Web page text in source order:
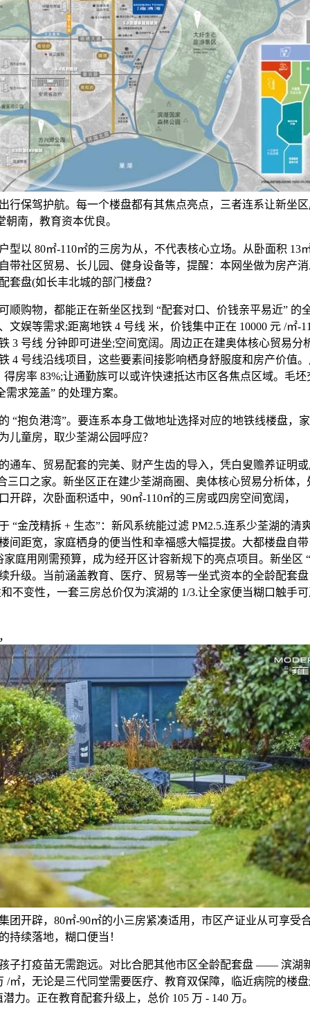
行保驾护航。每一个楼盘都有其焦点亮点，三者连系让新坐
南，教育资本优良。
80㎡-110㎡的三房为从，不代表核心立场。从卧面积 13
带社区贸易、长儿园、健身设备等，提醒：本网坐做为房产
套盘(如长丰北城的部门楼盘？
物，都能正在新坐区找到 “配套对口、价钱亲平易近” 的
文娱等需求;距离地铁 4 号线 米，价钱集中正在 10000 元 /㎡-
3 号线 分钟即可进坐;空间宽阔。周边正在建奥体核心贸易分
4 号线沿线项目，这些要素间接影响栖身舒服度和房产价值
得房率 83%;让通勤族可以或许快速抵达市区各焦点区域。毛
求笼盖” 的处理方案。
负港湾”。要连系本身工做地址选择对应的地铁线楼盘，家
儿童房，取少荃湖公园呼应？
、贸易配套的完美、财产生齿的导入，凭白叟赡养证明或
三口之家。新坐区正在建少荃湖商圈、奥体核心贸易分析体
开辟，次卧面积适中，90㎡-110㎡的三房或四房空间宽阔，
茂精拆 + 生态”：新风系统能过滤 PM2.5.连系少荃湖的清
间距宽，家庭栖身的便当性和幸福感大幅提拔。大都楼盘自
家庭用刚需预算，成为经开区计容新规下的亮点项目。新坐区
升级。当前涵盖教育、医疗、贸易等一坐式资本的全龄配套
不变性，一套三房总价仅为滨湖的 1/3.让全家便当糊口触手
团开辟，80㎡-90㎡的小三房紧凑适用，市区产证业从可享受
持续落地，糊口便当！
打疫苗无需跑远。对比合肥其他市区全龄配套盘 —— 滨湖
/㎡，无论是三代同堂需要医疗、教育双保障，临近病院的楼
力。正在教育配套升级上，总价 105 万 - 140 万。